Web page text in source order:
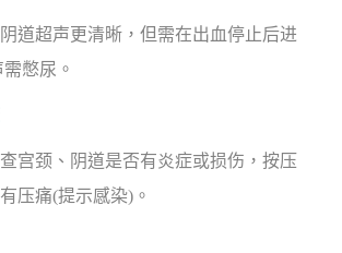
超声更清晰，但需在出血停止后进
憋尿。
颈、阴道是否有炎症或损伤，按压
压痛(提示感染)。